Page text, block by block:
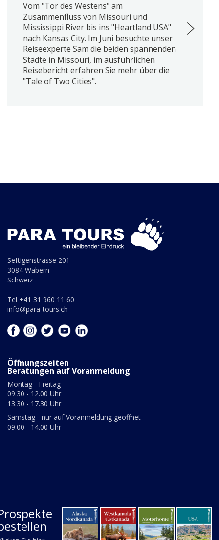
Vom "Tor des Westens" am
Zusammenfluss von Missouri und
Mississippi River bis ins "Heartland USA"
nach Kansas City. Im Juni besuchte unser
Reiseexperte Sam die beiden spannenden
Städte in Missouri, im ausführlichen
Reisebericht erfahren Sie mehr über die
"Tale of Two Cities".
Seftigenstrasse 201
3084 Wabern
Schweiz
Tel +41 31 960 11 60
info@para-tours.ch
Öffnungszeiten
Beratungen auf Voranmeldung
Montag - Freitag
09.30 - 12.00 Uhr
13.30 - 17.30 Uhr
Samstag - nur auf Voranmeldung geöffnet
09.00 - 14.00 Uhr